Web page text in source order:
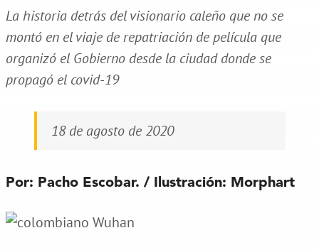
La historia detrás del visionario caleño que no se
montó en el viaje de repatriación de película que
organizó el Gobierno desde la ciudad donde se
propagó el covid-19
18 de agosto de 2020
Por: Pacho Escobar. / Ilustración: Morphart